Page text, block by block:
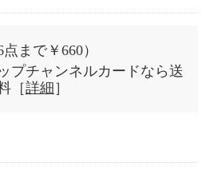
点まで￥660）
プチャンネルカードなら送
［詳細 ］